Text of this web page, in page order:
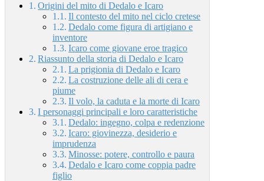
Origini del mito di Dedalo e Icaro
Il contesto del mito nel ciclo cretese
Dedalo come figura di artigiano e
inventore
Icaro come giovane eroe tragico
Riassunto della storia di Dedalo e Icaro
La prigionia di Dedalo e Icaro
La costruzione delle ali di cera e
piume
Il volo, la caduta e la morte di Icaro
I personaggi principali e loro caratteristiche
Dedalo: ingegno, colpa e redenzione
Icaro: giovinezza, desiderio e
imprudenza
Minosse: potere, controllo e paura
Dedalo e Icaro come coppia padre
figlio